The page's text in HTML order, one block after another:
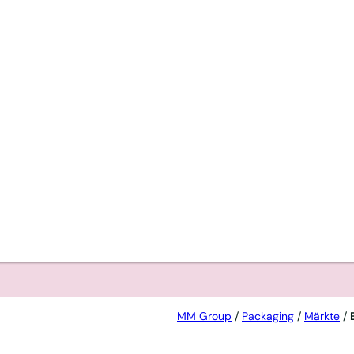
MM Group / Packaging / Märkte /